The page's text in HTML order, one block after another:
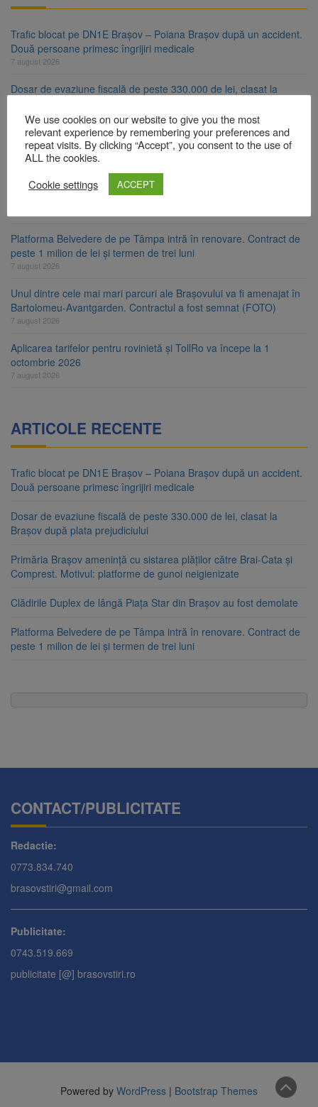
Trafic blocat pe DN1E Brașov – Poiana Brașov după un accident.
Două persoane primesc îngrijiri medicale
7 august 2026
Dosar de evaziune fiscală de peste 330.000 de lei, clasat la
7 august 2026
Primăria Brașov amenință cu sistarea plăților către Brai-Cata și
Comprest. Motivul: platforme de gunoi neigienizate
Clădirile Duplex de lângă Piața Star din Brașov au fost demolate
Platforma Belvedere de pe Tâmpa intră în renovare. Contract de
peste 1 milion de lei și termen de trei luni
7 august 2026
Unul dintre cele mai mari parcuri ale Brașovului va fi amenajat în
Bartolomeu-Avantgarden. Contractul a fost semnat (FOTO)
7 august 2026
Aplicarea tarifelor pentru rovinietă și TollRo va începe la 1
octombrie 2026
7 august 2026
ARTICOLE RECENTE
Trafic blocat pe DN1E Brașov – Poiana Brașov după un accident.
Două persoane primesc îngrijiri medicale
Dosar de evaziune fiscală de peste 330.000 de lei, clasat la
Brașov după plata prejudiciului
Primăria Brașov amenință cu sistarea plăților către Brai-Cata și
Comprest. Motivul: platforme de gunoi neigienizate
Clădirile Duplex de lângă Piața Star din Brașov au fost demolate
Platforma Belvedere de pe Tâmpa intră în renovare. Contract de
peste 1 milion de lei și termen de trei luni
CONTACT/PUBLICITATE
Redactie:
0773.834.740
brasovstiri@gmail.com
Publicitate:
0743.519.669
publicitate [@] brasovstiri.ro
Powered by WordPress | Bootstrap Themes
We use cookies on our website to give you the most
relevant experience by remembering your preferences and
repeat visits. By clicking “Accept”, you consent to the use of
ALL the cookies.
Cookie settings
ACCEPT